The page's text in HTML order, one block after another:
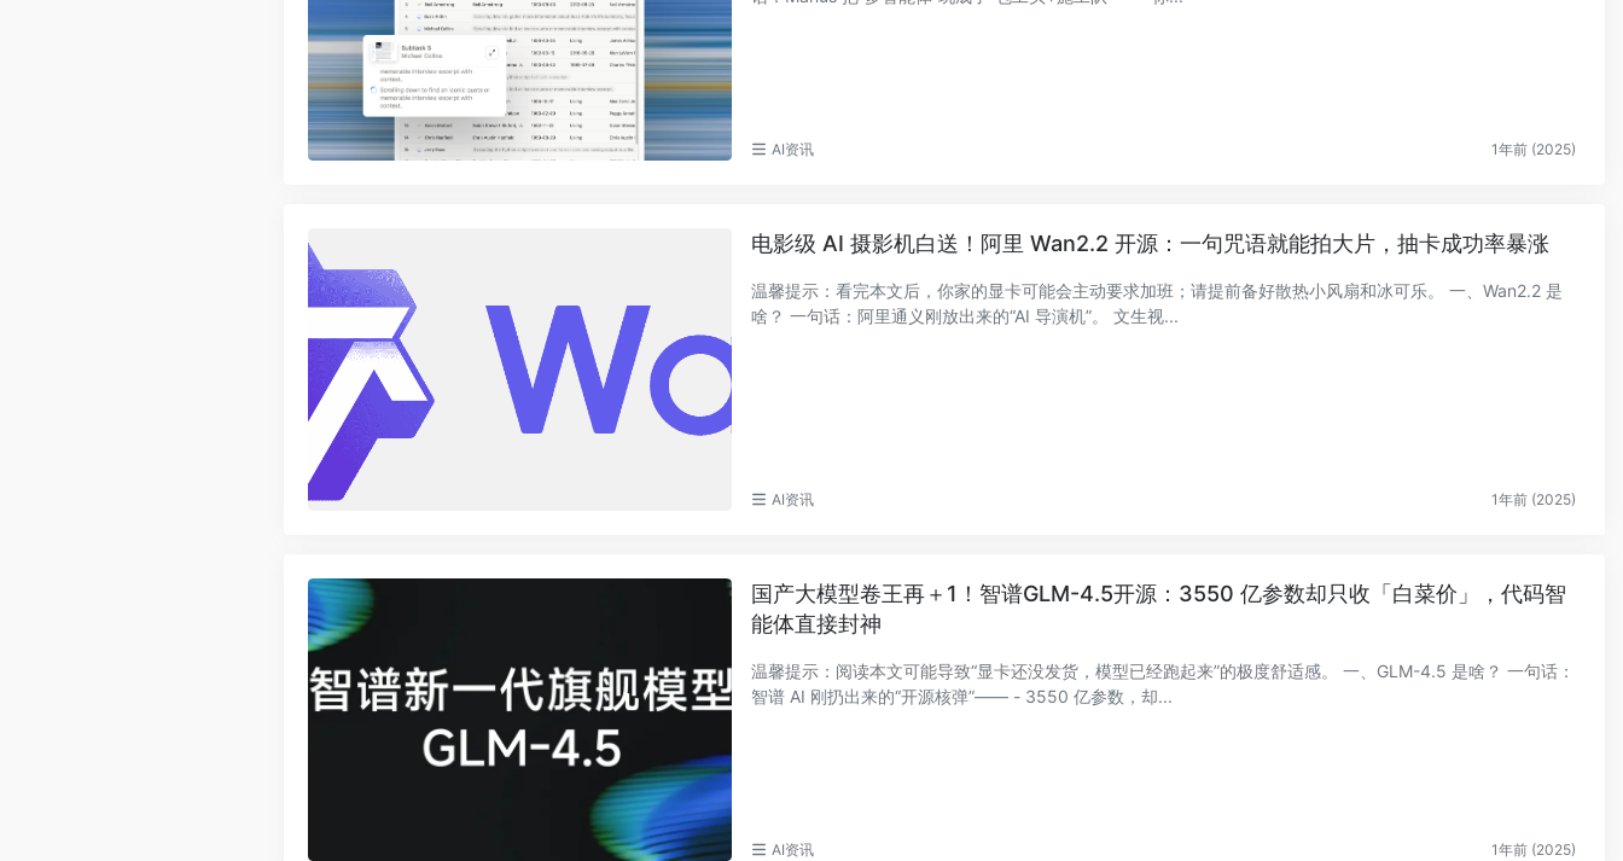
AI资讯 1年前 (2025)
电影级 AI 摄影机白送！阿里 Wan2.2 开源：一句咒语就能拍大片，抽卡成功率暴涨
温馨提示：看完本文后，你家的显卡可能会主动要求加班；请提前备好散热小风扇和冰可乐。 一、Wan2.2 是
啥？ 一句话：阿里通义刚放出来的“AI 导演机”。 文生视...
AI资讯 1年前 (2025)
国产大模型卷王再＋1！智谱GLM-4.5开源：3550 亿参数却只收「白菜价」，代码智
能体直接封神
温馨提示：阅读本文可能导致“显卡还没发货，模型已经跑起来”的极度舒适感。 一、GLM-4.5 是啥？ 一句话：
智谱 AI 刚扔出来的“开源核弹”—— - 3550 亿参数，却...
AI资讯 1年前 (2025)